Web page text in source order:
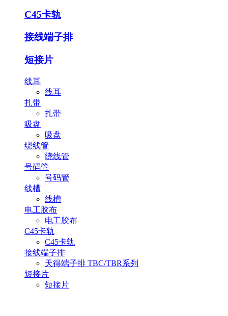
C45卡轨
接线端子排
短接片
线耳
线耳
扎带
扎带
吸盘
吸盘
绕线管
绕线管
号码管
号码管
线槽
线槽
电工胶布
电工胶布
C45卡轨
C45卡轨
接线端子排
天得端子排 TBC/TBR系列
短接片
短接片